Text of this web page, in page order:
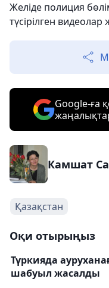
Желіде полиция
түсірілген
Google-ға
Камшат
Қазақстан
Оқи отырыңыз
Түркияда
шабуыл жасалды